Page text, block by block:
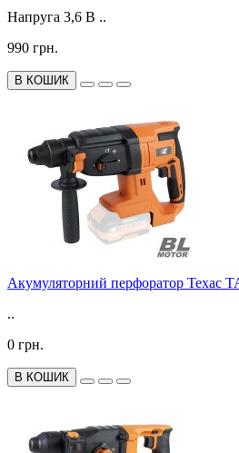
Напруга 3,6 В ..
990 грн.
В КОШИК
Акумуляторний перфоратор Техас
..
0 грн.
В КОШИК